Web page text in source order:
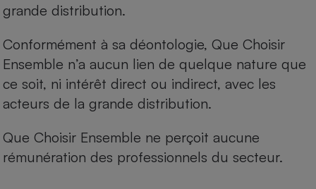
grande distribution.
Conformément à sa déontologie, Que Choisir
Ensemble n’a aucun lien de quelque nature que
ce soit, ni intérêt direct ou indirect, avec les
acteurs de la grande distribution.
Que Choisir Ensemble ne perçoit aucune
rémunération des professionnels du secteur.